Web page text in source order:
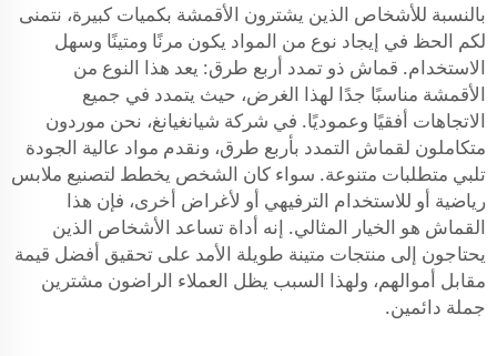
بالنسبة للأشخاص الذين يشترون الأقمشة بكميات كبيرة، نتمنى
لكم الحظ في إيجاد نوع من المواد يكون مرنًا ومتينًا وسهل
الاستخدام. قماش ذو تمدد أربع طرق: يعد هذا النوع من
الأقمشة مناسبًا جدًا لهذا الغرض، حيث يتمدد في جميع
الاتجاهات أفقيًا وعموديًا. في شركة شيانغيانغ، نحن موردون
متكاملون لقماش التمدد بأربع طرق، ونقدم مواد عالية الجودة
تلبي متطلبات متنوعة. سواء كان الشخص يخطط لتصنيع ملابس
رياضية أو للاستخدام الترفيهي أو لأغراض أخرى، فإن هذا
القماش هو الخيار المثالي. إنه أداة تساعد الأشخاص الذين
يحتاجون إلى منتجات متينة طويلة الأمد على تحقيق أفضل قيمة
مقابل أموالهم، ولهذا السبب يظل العملاء الراضون مشترين
جملة دائمين.